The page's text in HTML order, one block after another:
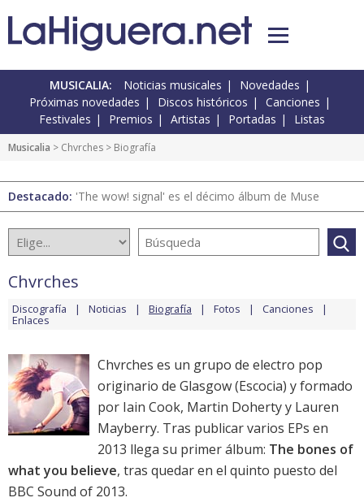
MUSICALIA: Noticias musicales
Novedades
Próximas novedades
Discos históricos
Canciones
Festivales
Premios Artistas Portadas Listas
Musicalia > Chvrches > Biografía
Destacado: 'The wow! signal' es el décimo álbum de Muse
Chvrches
Discografía Noticias Biografía Fotos Canciones
Enlaces
Chvrches es un grupo de electro pop
originario de Glasgow (Escocia) y formado
por Iain Cook, Martin Doherty y Lauren
Mayberry. Tras publicar varios EPs en
2013 llega su primer álbum: The bones of
what you believe, tras quedar en el quinto puesto del
BBC Sound of 2013.